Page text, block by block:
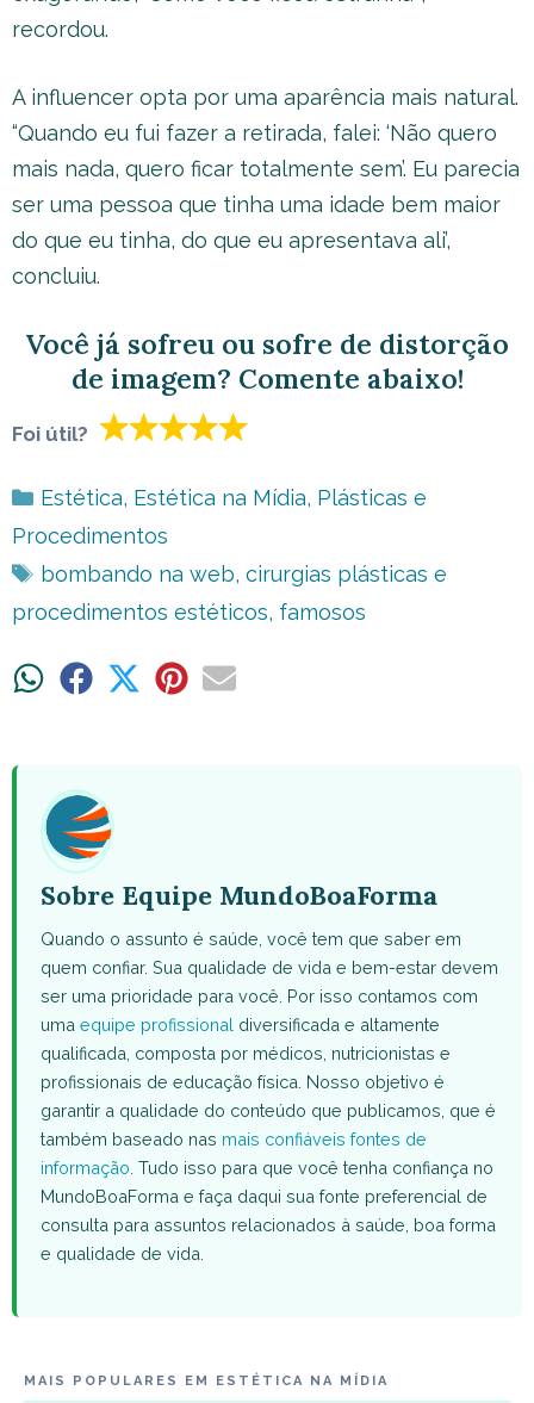
recordou.
A influencer opta por uma aparência mais natural.
“Quando eu fui fazer a retirada, falei: ‘Não quero
mais nada, quero ficar totalmente sem’. Eu parecia
ser uma pessoa que tinha uma idade bem maior
do que eu tinha, do que eu apresentava ali’,
concluiu.
Você já sofreu ou sofre de distorção
de imagem? Comente abaixo!
Foi útil?
Categorias
Estética, Estética na Mídia, Plásticas e
Procedimentos
Tags
bombando na web, cirurgias plásticas e
procedimentos estéticos, famosos
ShareShare ShareShareShare
Sobre Equipe MundoBoaForma
Quando o assunto é saúde, você tem que saber em
quem confiar. Sua qualidade de vida e bem-estar devem
ser uma prioridade para você. Por isso contamos com
uma equipe profissional diversificada e altamente
qualificada, composta por médicos, nutricionistas e
profissionais de educação física. Nosso objetivo é
garantir a qualidade do conteúdo que publicamos, que é
também baseado nas mais confiáveis fontes de
informação . Tudo isso para que você tenha confiança no
MundoBoaForma e faça daqui sua fonte preferencial de
consulta para assuntos relacionados à saúde, boa forma
e qualidade de vida.
MAIS POPULARES EM ESTÉTICA NA MÍDIA